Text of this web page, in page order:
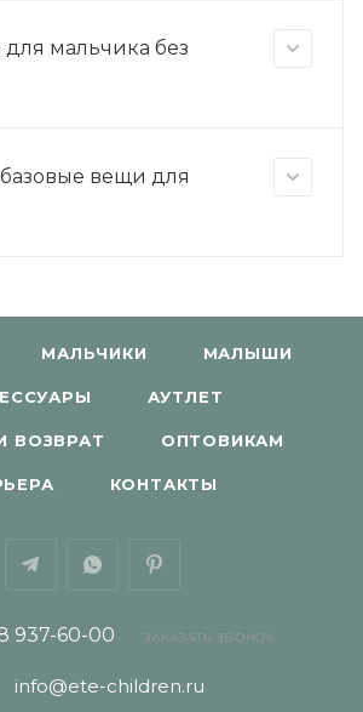
для мальчика без
вещи для
МАЛЬЧИКИ МАЛЫШИ
АУТЛЕТ
ВОЗВРАТ ОПТОВИКАМ
КОНТАКТЫ
937-60-00 ЗАКАЗАТЬ ЗВОНОК
info@ete-children.ru